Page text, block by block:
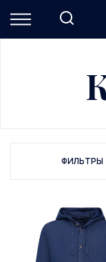
ФИЛЬТРЫ